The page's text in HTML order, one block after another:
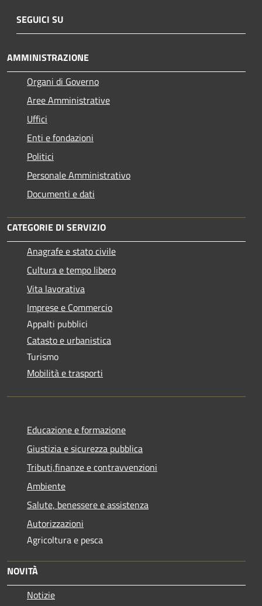
SEGUICI SU
AMMINISTRAZIONE
Organi di Governo
Aree Amministrative
Uffici
Enti e fondazioni
Politici
Personale Amministrativo
Documenti e dati
CATEGORIE DI SERVIZIO
Anagrafe e stato civile
Cultura e tempo libero
Vita lavorativa
Imprese e Commercio
Appalti pubblici
Catasto e urbanistica
Turismo
Mobilità e trasporti
Educazione e formazione
Giustizia e sicurezza pubblica
Tributi,finanze e contravvenzioni
Ambiente
Salute, benessere e assistenza
Autorizzazioni
Agricoltura e pesca
NOVITÀ
Notizie